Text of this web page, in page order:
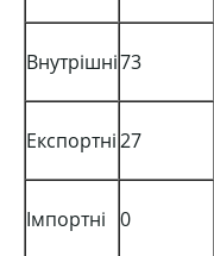
Внутрішні73
Експортні27
Імпортні 0